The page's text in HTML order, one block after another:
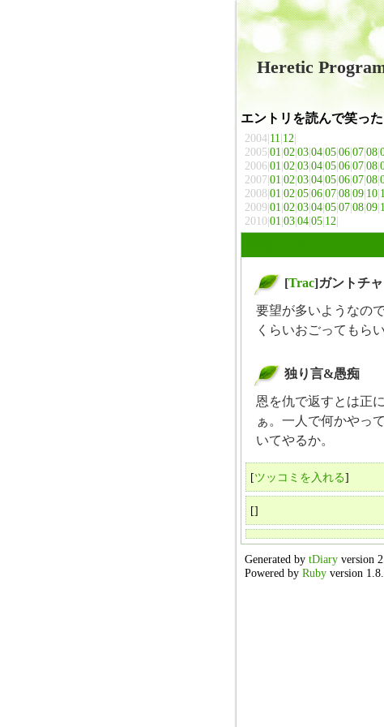
Heretic
エントリを読んで笑っ
2004|11|12|
2005|01|02|03|04|05|06|07|08|
2006|01|02|03|04|05|06|07|08|
2007|01|02|03|04|05|06|07|08|
2008|01|02|05|06|07|08|09|10|
2009|01|02|03|04|05|07|08|09|
2010|01|03|04|05|12|
[Trac]ガントチ
要望が多いようなの
くらいおごってもら
独り言&愚痴
恩を仇で返すとは正
ぁ。一人で何かやっ
いてやるか。
[ツッコミを入れる]
[]
Generated by tDiary version
Powered by Ruby version